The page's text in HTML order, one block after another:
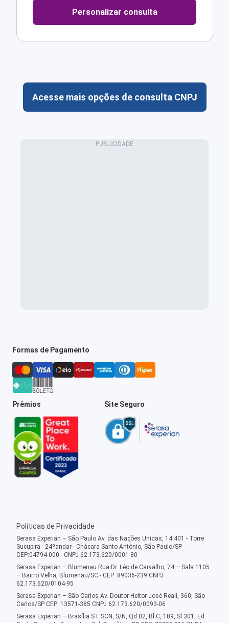
Personalizar consulta
Acesse mais opções de consulta CNPJ
Formas de Pagamento
Prêmios Site Seguro
Políticas de Privacidade
Serasa Experian – São Paulo Av. das Nações Unidas, 14.401 - Torre
Sucupira - 24ºandar - Chácara Santo Antônio, São Paulo/SP -
CEP:04794-000 - CNPJ 62.173.620/0001-80
Serasa Experian – Blumenau Rua Dr. Léo de Carvalho, 74 – Sala 1105
– Bairro Velha, Blumenau/SC - CEP: 89036-239 CNPJ
62.173.620/0104-95
Serasa Experian – São Carlos Av. Doutor Heitor José Reali, 360, São
Carlos/SP CEP: 13571-385 CNPJ 62.173.620/0093-06
Serasa Experian – Brasília ST SCN, S/N, Qd 02, Bl C, 109, Sl 301, Ed.